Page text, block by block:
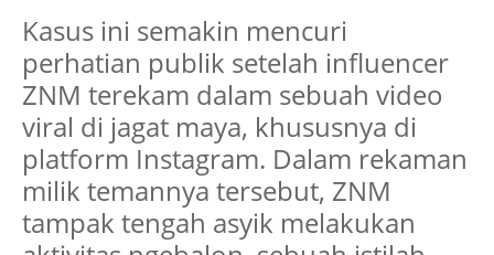
Kasus ini semakin mencuri
perhatian publik setelah influencer
ZNM terekam dalam sebuah video
viral di jagat maya, khususnya di
platform Instagram. Dalam rekaman
milik temannya tersebut, ZNM
tampak tengah asyik melakukan